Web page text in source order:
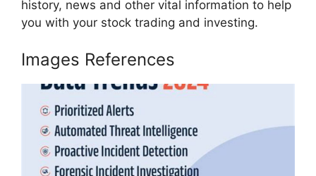
history, news and other vital information to help
you with your stock trading and investing.
Images References